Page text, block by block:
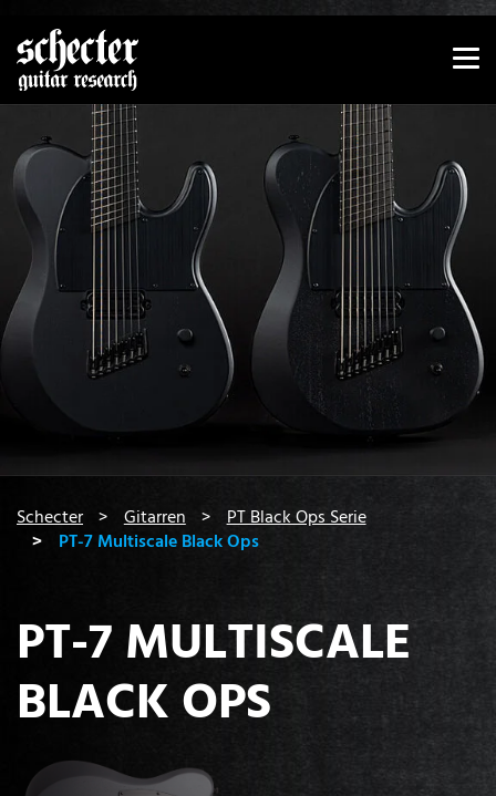
Zeige besser passende Version dieser Seite
Diese Meldung nicht mehr anzeigen
Schecter Gitarren
PT Black Ops Serie
PT-7 Multiscale Black Ops
PT-7 MULTISCALE
BLACK OPS